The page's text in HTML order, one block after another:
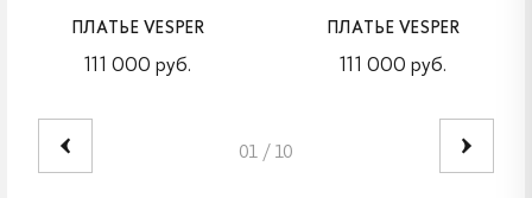
ПЛАТЬЕ VESPER
111 000 руб.
ПЛАТЬЕ VESPER
111 000 руб.
01 / 10